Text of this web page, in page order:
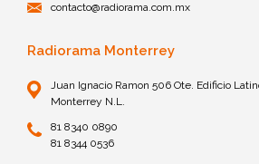
contacto@radiorama.com.mx
Radiorama Monterrey
Juan Ignacio Ramon 506 Ote. Edificio
Monterrey N.L.
81 8340 0890
81 8344 0536